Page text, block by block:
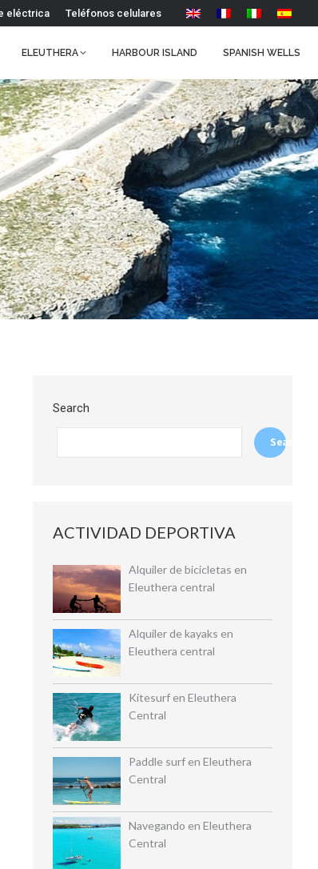
eléctrica Teléfonos celulares
ELEUTHERA HARBOUR ISLAND SPANISH WELLS
Search
Search
ACTIVIDAD DEPORTIVA
Alquiler de bicicletas en
Eleuthera central
Alquiler de kayaks en
Eleuthera central
Kitesurf en Eleuthera
Central
Paddle surf en Eleuthera
Central
Navegando en Eleuthera
Central